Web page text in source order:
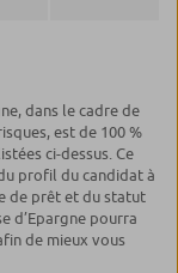
dans le cadre de
est de 100 %
ci-dessus. Ce
profil du candidat à
de prêt et du statut
d’Epargne pourra
de mieux vous